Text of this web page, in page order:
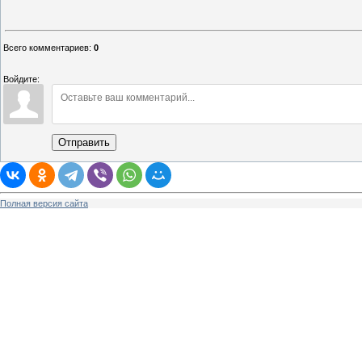
Всего комментариев: 0
Войдите:
Отправить
Полная версия сайта